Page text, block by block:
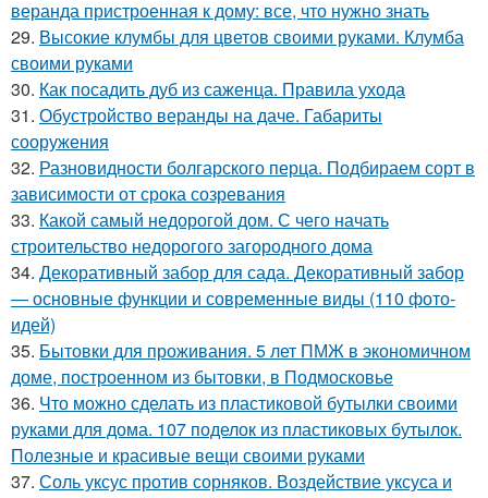
веранда пристроенная к дому: все, что нужно знать
29. Высокие клумбы для цветов своими руками. Клумба
своими руками
30. Как посадить дуб из саженца. Правила ухода
31. Обустройство веранды на даче. Габариты
сооружения
32. Разновидности болгарского перца. Подбираем сорт в
зависимости от срока созревания
33. Какой самый недорогой дом. С чего начать
строительство недорогого загородного дома
34. Декоративный забор для сада. Декоративный забор
— основные функции и современные виды (110 фото-
идей)
35. Бытовки для проживания. 5 лет ПМЖ в экономичном
доме, построенном из бытовки, в Подмосковье
36. Что можно сделать из пластиковой бутылки своими
руками для дома. 107 поделок из пластиковых бутылок.
Полезные и красивые вещи своими руками
37. Соль уксус против сорняков. Воздействие уксуса и